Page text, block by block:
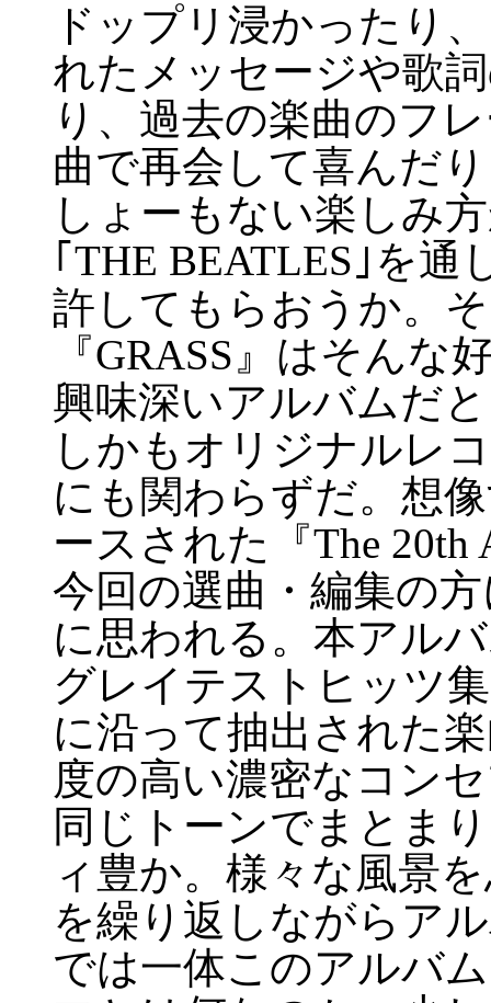
ドップリ浸かったり
れたメッセージや歌
り、過去の楽曲のフ
曲で再会して喜んだ
しょーもない楽しみ
｢THE BEATLES｣を
許してもらおうか。
『GRASS』はそんな
興味深いアルバムだ
しかもオリジナルレ
にも関わらずだ。想
ースされた『The 20th
今回の選曲・編集の
に思われる。本アル
グレイテストヒッツ
に沿って抽出された
度の高い濃密なコン
同じトーンでまとま
ィ豊か。様々な風景
を繰り返しながらア
では一体このアルバ